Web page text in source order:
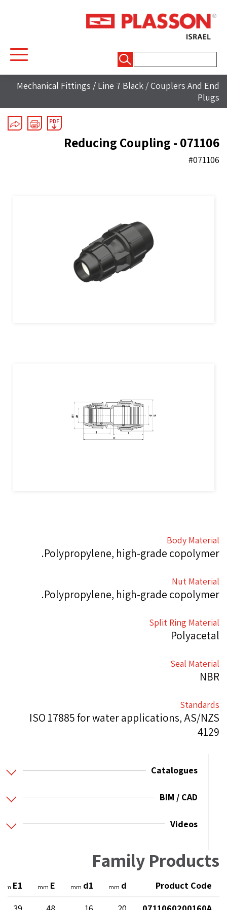
Mechanical Fittings / Line 7 Black /Couplers And End
Plugs
Reducing Coupling - 071106
#071106
Body Material
Polypropylene, high-grade copolymer.
Nut Material
Polypropylene, high-grade copolymer.
Split Ring Material
Polyacetal
Seal Material
NBR
Standards
ISO 17885 for water applications, AS/NZS
4129
Catalogues
BIM / CAD
Videos
Family Products
Product Code
d
mm
d1
mm
E
mm
E1
mm